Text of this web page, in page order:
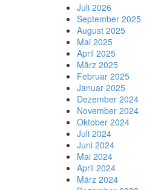
Juli 2026
September 2025
August 2025
Mai 2025
April 2025
März 2025
Februar 2025
Januar 2025
Dezember 2024
November 2024
Oktober 2024
Juli 2024
Juni 2024
Mai 2024
April 2024
März 2024